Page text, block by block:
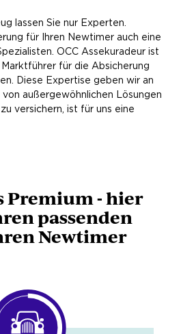
lassen Sie nur Experten.
für Ihren Newtimer auch eine
OCC Assekuradeur ist
für die Absicherung
Diese Expertise geben wir an
außergewöhnlichen Lösungen
versichern, ist für uns eine
Premium - hier
passenden
Newtimer